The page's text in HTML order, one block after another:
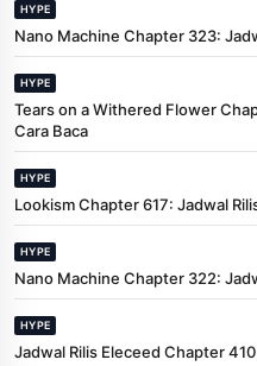
HYPE
Nano Machine Chapter 323:
HYPE
Tears on a Withered Flower
Cara Baca
HYPE
Lookism Chapter 617: Jadwal
HYPE
Nano Machine Chapter 322:
HYPE
Jadwal Rilis Eleceed Chapter